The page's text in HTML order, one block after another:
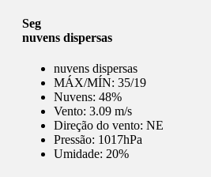
Seg
nuvens dispersas
nuvens dispersas
MÁX/MÍN: 35/19
Nuvens: 48%
Vento: 3.09 m/s
Direção do vento: NE
Pressão: 1017hPa
Umidade: 20%